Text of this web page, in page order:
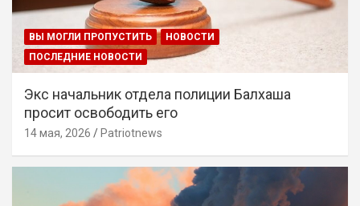
ВЫ МОГЛИ ПРОПУСТИТЬ
НОВОСТИ
ПОСЛЕДНИЕ НОВОСТИ
Экс начальник отдела полиции Балхаша
просит освободить его
14 мая, 2026 Patriotnews